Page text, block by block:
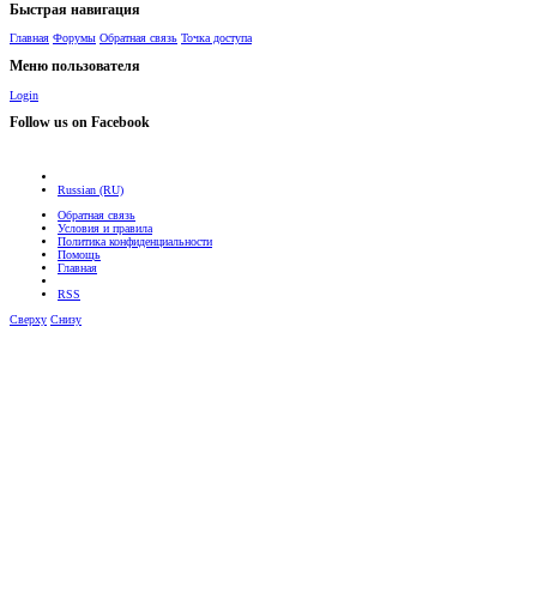
Быстрая навигация
Главная Форумы Обратная связь Точка доступа
Меню пользователя
Login
Follow us on Facebook
Russian (RU)
Обратная связь
Условия и правила
Политика конфиденциальности
Помощь
Главная
RSS
Сверху Снизу